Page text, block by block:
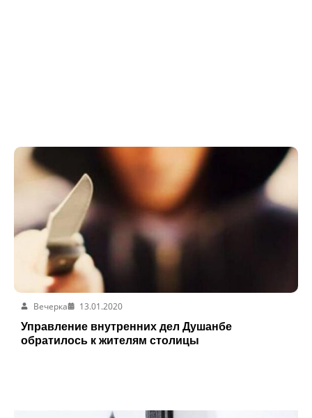
Вечерка
13.01.2020
Управление внутренних дел Душанбе
обратилось к жителям столицы